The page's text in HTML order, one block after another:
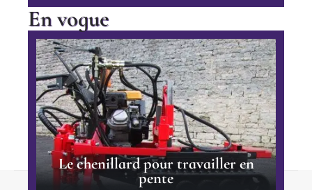
En vogue
Le chenillard pour travailler en
pente